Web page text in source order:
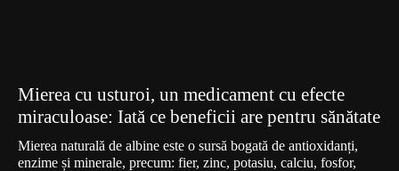
Mierea cu usturoi, un medicament cu efecte
miraculoase: Iată ce beneficii are pentru sănătate
Mierea naturală de albine este o sursă bogată de antioxidanți,
enzime și minerale, precum: fier, zinc, potasiu, calciu, fosfor,